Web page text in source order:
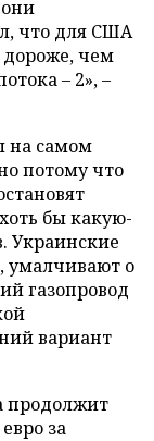
что для США
чем
– 2», –
на самом
потому что
бы какую-
Украинские
о
газопровод
вариант
продолжит
за